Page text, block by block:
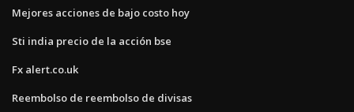
Mejores acciones de bajo costo hoy
Sti india precio de la acción bse
Fx alert.co.uk
Reembolso de reembolso de divisas